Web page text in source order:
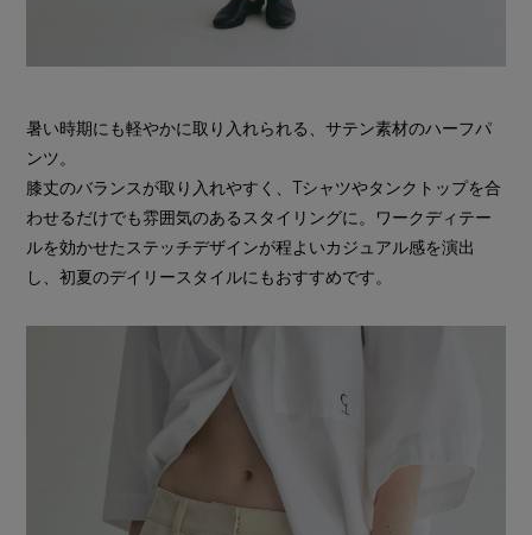
暑い時期にも軽やかに取り入れられる、サテン素材のハーフパ
ンツ。
膝丈のバランスが取り入れやすく、Tシャツやタンクトップを合
わせるだけでも雰囲気のあるスタイリングに。ワークディテー
ルを効かせたステッチデザインが程よいカジュアル感を演出
し、初夏のデイリースタイルにもおすすめです。